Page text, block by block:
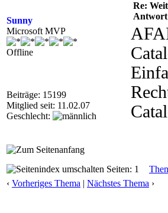
Sunny
Microsoft MVP
Offline
Beiträge: 15199
Mitglied seit: 11.02.07
Geschlecht:
Re:
Antwort
Seiten: 1
‹ Vorheriges Thema | Nächstes Thema ›